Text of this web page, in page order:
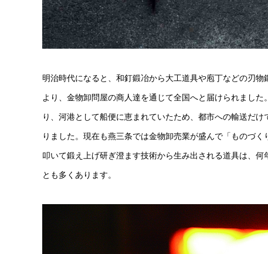
明治時代になると、和釘鍛冶から大工道具や庖丁などの刃
より、金物卸問屋の商人達を通じて全国へと届けられまし
り、河港として船便に恵まれていたため、都市への輸送だ
りました。現在も燕三条では金物卸売業が盛んで「ものづ
叩いて鍛え上げ研ぎ澄ます技術から生み出される道具は、
とも多くあります。